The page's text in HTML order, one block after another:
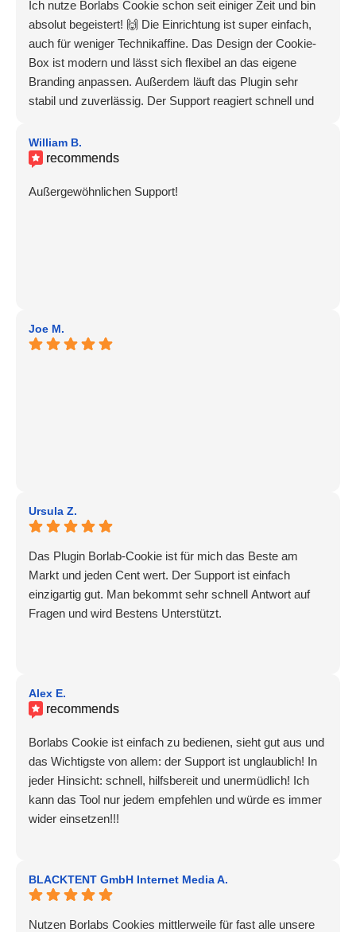
Ich nutze Borlabs Cookie schon seit einiger Zeit und bin
absolut begeistert! 🙌 Die Einrichtung ist super einfach,
auch für weniger Technikaffine. Das Design der Cookie-
Box ist modern und lässt sich flexibel an das eigene
Branding anpassen. Außerdem läuft das Plugin sehr
stabil und zuverlässig. Der Support reagiert schnell und
William B.
recommends
Außergewöhnlichen Support!
Joe M.
Ursula Z.
Das Plugin Borlab-Cookie ist für mich das Beste am
Markt und jeden Cent wert. Der Support ist einfach
einzigartig gut. Man bekommt sehr schnell Antwort auf
Fragen und wird Bestens Unterstützt.
Alex E.
recommends
Borlabs Cookie ist einfach zu bedienen, sieht gut aus und
das Wichtigste von allem: der Support ist unglaublich! In
jeder Hinsicht: schnell, hilfsbereit und unermüdlich! Ich
kann das Tool nur jedem empfehlen und würde es immer
wider einsetzen!!!
BLACKTENT GmbH Internet Media A.
Nutzen Borlabs Cookies mittlerweile für fast alle unsere